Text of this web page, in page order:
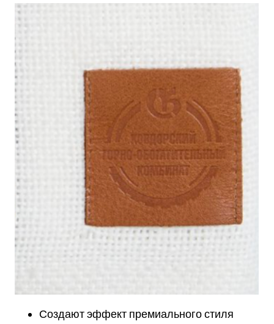
Создают эффект премиального стиля